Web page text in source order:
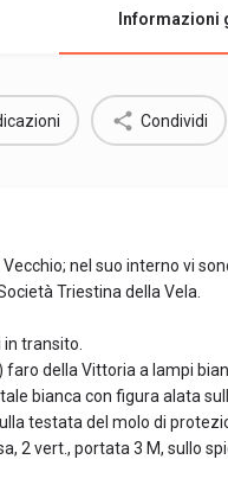
Informazioni
Condividi
nel suo interno vi
Triestina della Vela.
transito.
della Vittoria a lampi
bianca con figura alata
testata del molo di
2 vert., portata 3 M, sullo